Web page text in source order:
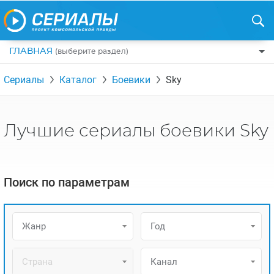
ГЛАВНАЯ (выберите раздел)
ПО ЖАНРАМ
КОМЕДИИ
УЖАСЫ
ТРИЛЛЕРЫ
ФЭНТЕЗИ
ДЕТЕКТИВЫ
ИТАЛИЯ
УКРАИНА
РЕЦЕНЗИИ
НОВОСТИ ТУРЕЦКИХ СЕРИАЛОВ
АЗИАТСКИЕ СЕРИАЛЫ
ИНТЕРВЬЮ
Сериалы Каталог Боевики Sky
Лучшие сериалы боевики Sky
Поиск по параметрам
Жанр Год
Страна Канал